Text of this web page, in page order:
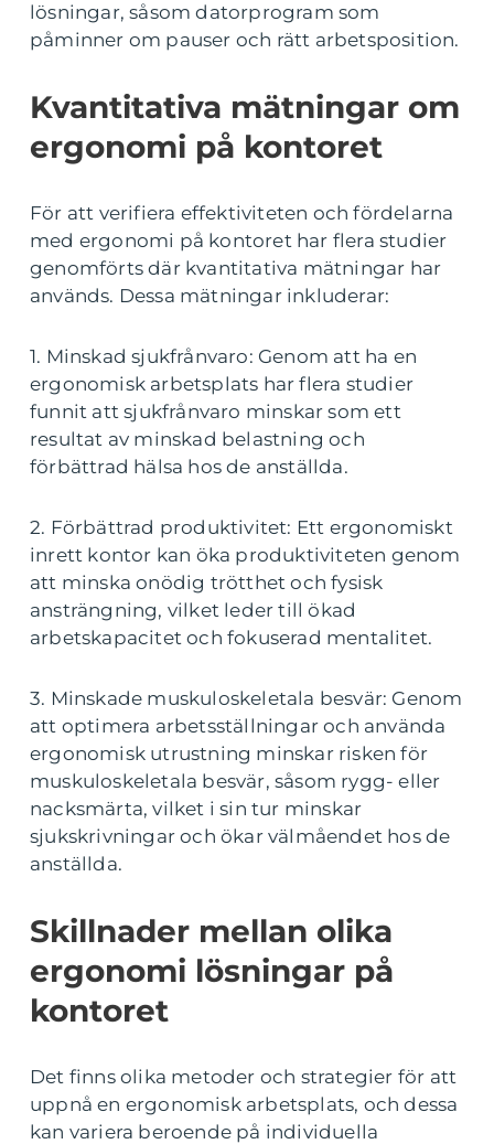
lösningar, såsom datorprogram som
påminner om pauser och rätt arbetsposition.
Kvantitativa mätningar om
ergonomi på kontoret
För att verifiera effektiviteten och fördelarna
med ergonomi på kontoret har flera studier
genomförts där kvantitativa mätningar har
används. Dessa mätningar inkluderar:
1. Minskad sjukfrånvaro: Genom att ha en
ergonomisk arbetsplats har flera studier
funnit att sjukfrånvaro minskar som ett
resultat av minskad belastning och
förbättrad hälsa hos de anställda.
2. Förbättrad produktivitet: Ett ergonomiskt
inrett kontor kan öka produktiviteten genom
att minska onödig trötthet och fysisk
ansträngning, vilket leder till ökad
arbetskapacitet och fokuserad mentalitet.
3. Minskade muskuloskeletala besvär: Genom
att optimera arbetsställningar och använda
ergonomisk utrustning minskar risken för
muskuloskeletala besvär, såsom rygg- eller
nacksmärta, vilket i sin tur minskar
sjukskrivningar och ökar välmåendet hos de
anställda.
Skillnader mellan olika
ergonomi lösningar på
kontoret
Det finns olika metoder och strategier för att
uppnå en ergonomisk arbetsplats, och dessa
kan variera beroende på individuella